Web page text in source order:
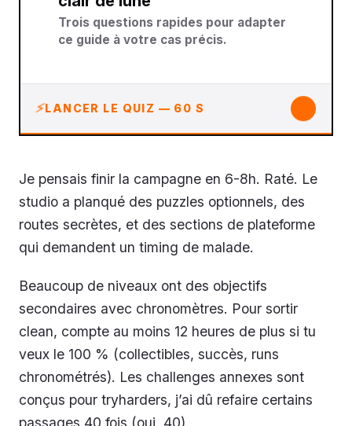
Trois questions rapides pour adapter
ce guide à votre cas précis.
LANCER LE QUIZ — 60 S
Je pensais finir la campagne en 6-8h. Raté. Le
studio a planqué des puzzles optionnels, des
routes secrètes, et des sections de plateforme
qui demandent un timing de malade.
Beaucoup de niveaux ont des objectifs
secondaires avec chronomètres. Pour sortir
clean, compte au moins 12 heures de plus si tu
veux le 100 % (collectibles, succès, runs
chronométrés). Les challenges annexes sont
conçus pour tryharders, j’ai dû refaire certains
passages 40 fois (oui, 40).